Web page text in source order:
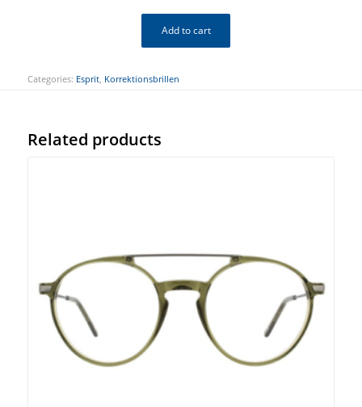
Add to cart
Categories: Esprit, Korrektionsbrillen
Related products